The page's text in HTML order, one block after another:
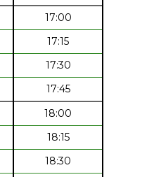
17:00
17:15
17:30
17:45
18:00
18:15
18:30